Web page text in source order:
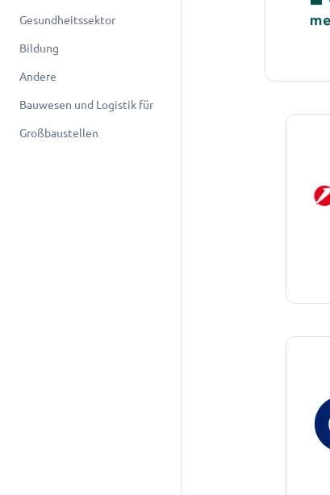
Gesundheitssektor
Bildung
Andere
Bauwesen und Logistik für
Großbaustellen